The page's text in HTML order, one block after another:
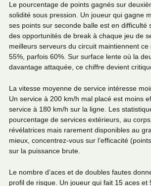
Le pourcentage de points gagnés sur
solidité sous pression. Un joueur qui gagne
ses points sur seconde balle est en difficulté
des opportunités de break à chaque jeu de
meilleurs serveurs du circuit maintiennent
55%, parfois 60%. Sur surface lente où la
davantage attaquée, ce chiffre devient
La vitesse moyenne de service intéresse
Un service à 200 km/h mal placé est moins
service à 180 km/h sur la ligne. Les
pourcentage de services extérieurs, au
révélatrices mais rarement disponibles au
mieux, concentrez-vous sur l’efficacité
sur la puissance brute.
Le nombre d’aces et de doubles fautes
profil de risque. Un joueur qui fait 15 aces et